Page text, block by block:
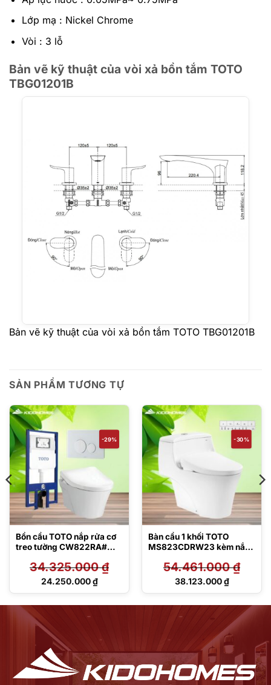
Lớp mạ : Nickel Chrome
Vòi : 3 lỗ
Bản vẽ kỹ thuật của vòi xả bồn tắm TOTO
TBG01201B
Bản vẽ kỹ thuật của vòi xả bồn tắm TOTO TBG01201B
SẢN PHẨM TƯƠNG TỰ
-29%
Bồn cầu TOTO nắp rửa cơ
treo tường CW822RA#W
MB176G#WH
34.325.000₫
Giá
24.250.000₫
Giá
-30%
Bàn cầu 1 khối TOTO
MS823CDRW23 kèm nắp
54.461.000₫
Giá
54.461.000 ₫.
38.123.000₫
Giá
38.123.000 ₫.